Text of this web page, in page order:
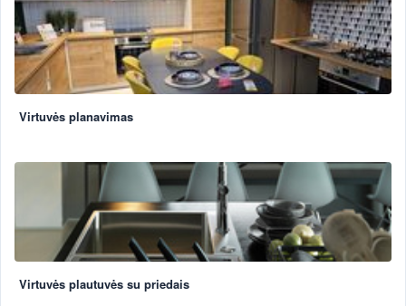
Virtuvės planavimas
Virtuvės plautuvės su priedais